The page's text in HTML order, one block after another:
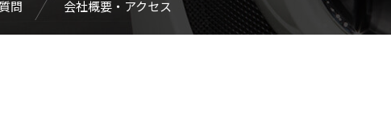
問 会社概要・アクセス